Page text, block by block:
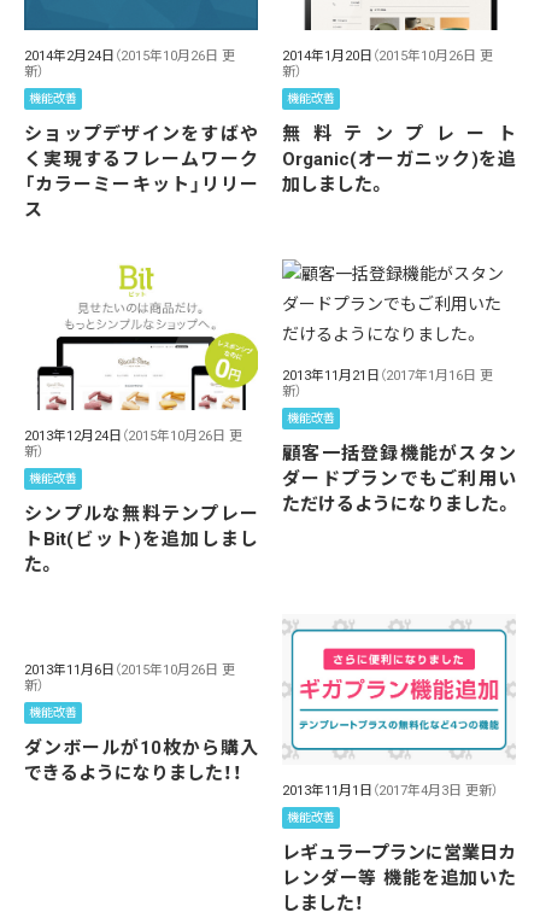
2014年2月24日 （2015年10月26日 更
新）
機能改善
ショップデザインをすばや
く実現するフレームワーク
「カラーミーキット」リリー
ス
2014年1月20日 （2015年10月26日 更
新）
機能改善
無料テンプレート
Organic(オーガニック)を追
加しました。
2013年12月24日 （2015年10月26日 更
新）
機能改善
シンプルな無料テンプレー
トBit(ビット)を追加しまし
た。
2013年11月21日 （2017年1月16日 更
新）
機能改善
顧客一括登録機能がスタン
ダードプランでもご利用い
ただけるようになりました。
2013年11月6日 （2015年10月26日 更
新）
機能改善
ダンボールが10枚から購入
できるようになりました！！
2013年11月1日 （2017年4月3日 更新）
機能改善
レギュラープランに営業日カ
レンダー等 機能を追加いた
しました！